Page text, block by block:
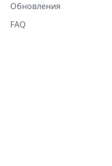
Обновления
FAQ